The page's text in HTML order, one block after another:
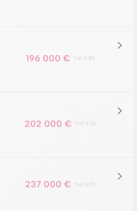
196 000 € TVA 5,5%
202 000 € TVA 5,5%
237 000 € TVA 5,5%